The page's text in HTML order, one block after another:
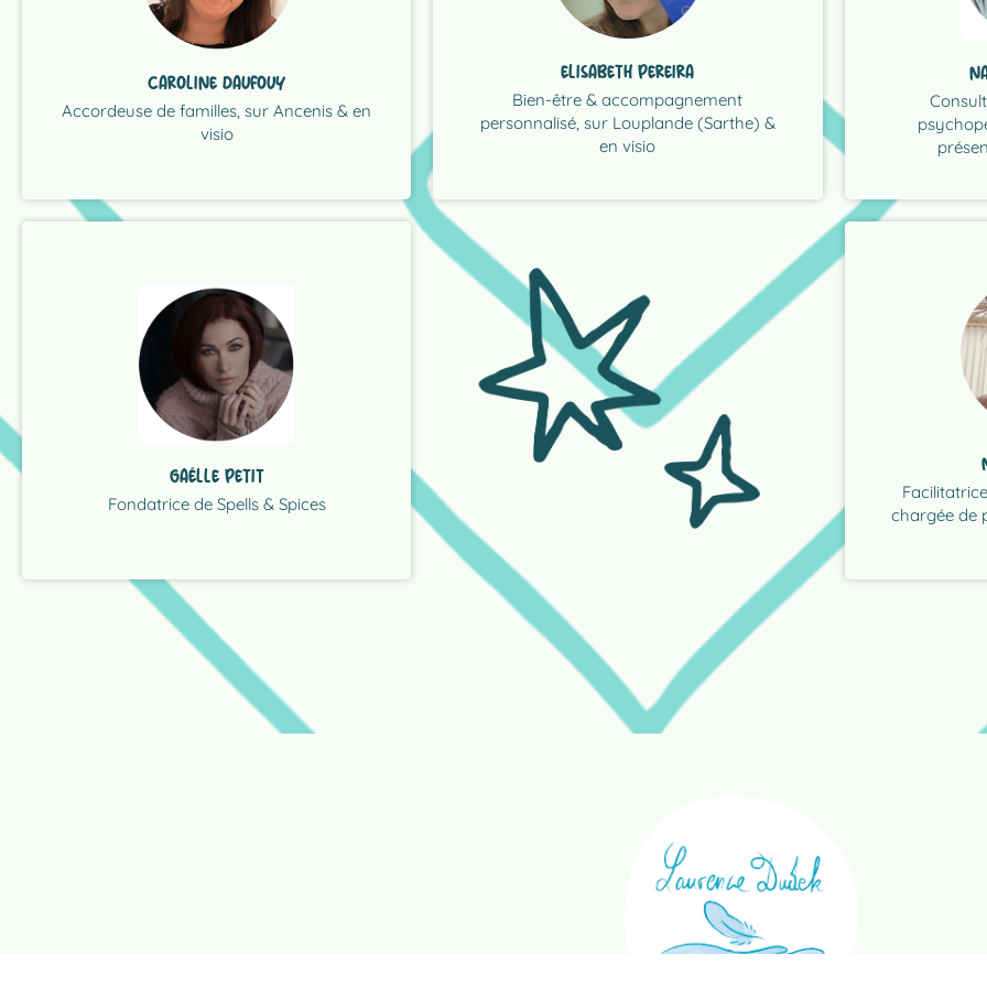
CAROLINE DAUFOUY
Accordeuse de familles, sur Ancenis & en
visio
empathiques et respectueuses, je vous
accompagne à résoudre vos
problématiques du quotidien. A l’écoute
de vos besoins et de ceux de chaque
membre de la famille ET en utilisant les
clés de l’Éducation Efficace ®, vous vous
éloignerez des méthodes coercitives afin
GAËLLE PETIT
Fondatrice de Spells & Spices
"Je développe des espaces dédiés au
bien-être, proposant des créations
sensorielles inspirées de différentes
traditions : objets symboliques, supports
d’introspection, éléments favorisant
l’harmonie des lieux et le mieux-être au
LIRE LA PRÉSENTATION COMPLÈTE
ELISABETH PEREIRA
Bien-être & accompagnement
personnalisé, sur Louplande (Sarthe) &
en visio
Je vous accompagne, en individuel, vers
plus de sérénité et d’harmonie intérieure,
grâce à la sophrologie et l’hypnose.
Ensemble, nous travaillons à révéler vos
ressources, à apaiser le stress, renforcer
la confiance et vous reconnecter à vous-
"On
façons de
soutiens les
comprendre
repères
enfants dans
chargée de
"En ateliers
individuelles,
cheminer
posture la
sein de votre
cadre de
LIRE LA